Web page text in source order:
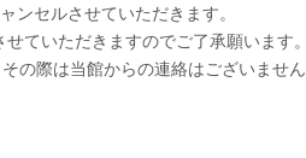
ンセルさせていただきます。
ていただきますのでご了承願います。
の際は当館からの連絡はございません